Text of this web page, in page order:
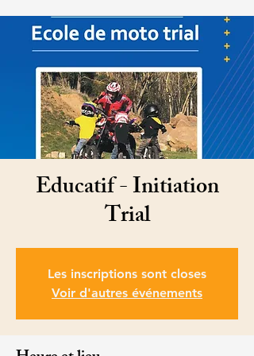
Educatif - Initiation
Trial
Les inscriptions sont closes
Voir d'autres événements